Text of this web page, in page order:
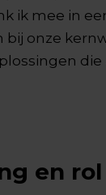
ik mee in
bij onze
en